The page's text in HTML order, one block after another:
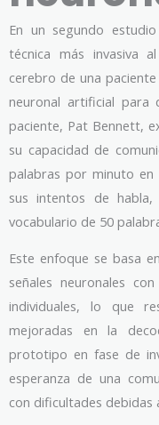
En un segundo
técnica más invasiva
cerebro de una
neuronal artificial para
paciente, Pat Bennett,
su capacidad de
palabras por minuto
sus intentos de
vocabulario de 50
Este enfoque se basa
señales neuronales
individuales, lo que
mejoradas en la
prototipo en fase de
esperanza de una
con dificultades debidas